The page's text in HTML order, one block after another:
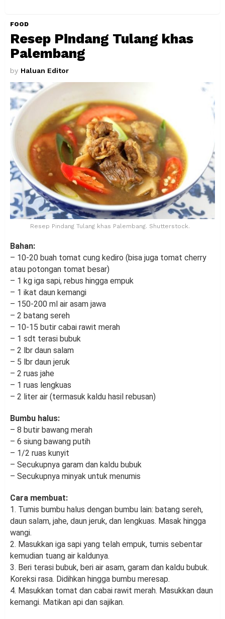
FOOD
Resep Pindang Tulang khas
Palembang
by Haluan Editor
Resep Pindang Tulang khas Palembang. Shutterstock.
Bahan:
– 10-20 buah tomat cung kediro (bisa juga tomat cherry
atau potongan tomat besar)
– 1 kg iga sapi, rebus hingga empuk
– 1 ikat daun kemangi
– 150-200 ml air asam jawa
– 2 batang sereh
– 10-15 butir cabai rawit merah
– 1 sdt terasi bubuk
– 2 lbr daun salam
– 5 lbr daun jeruk
– 2 ruas jahe
– 1 ruas lengkuas
– 2 liter air (termasuk kaldu hasil rebusan)
Bumbu halus:
– 8 butir bawang merah
– 6 siung bawang putih
– 1/2 ruas kunyit
– Secukupnya garam dan kaldu bubuk
– Secukupnya minyak untuk menumis
Cara membuat:
1. Tumis bumbu halus dengan bumbu lain: batang sereh,
daun salam, jahe, daun jeruk, dan lengkuas. Masak hingga
wangi.
2. Masukkan iga sapi yang telah empuk, tumis sebentar
kemudian tuang air kaldunya.
3. Beri terasi bubuk, beri air asam, garam dan kaldu bubuk.
Koreksi rasa. Didihkan hingga bumbu meresap.
4. Masukkan tomat dan cabai rawit merah. Masukkan daun
kemangi. Matikan api dan sajikan.